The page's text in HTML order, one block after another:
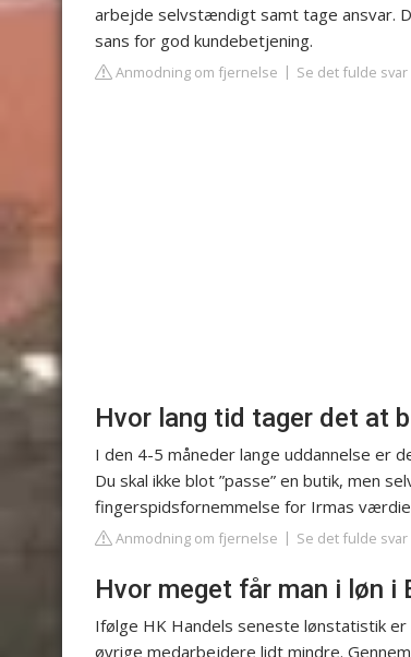
arbejde selvstændigt samt tage ansvar.
sans for god kundebetjening.
Anmodning om fjernelse Se det fulde
Hvor lang tid tager det at
I den 4-5 måneder lange uddannelse er
Du skal ikke blot ”passe” en butik, men
fingerspidsfornemmelse for Irmas
Anmodning om fjernelse Se det fulde svar
Hvor meget får man i løn i
Ifølge HK Handels seneste lønstatistik
øvrige medarbejdere lidt mindre.